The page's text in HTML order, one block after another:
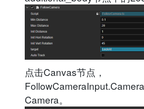
点击Canvas节点，
Camera。